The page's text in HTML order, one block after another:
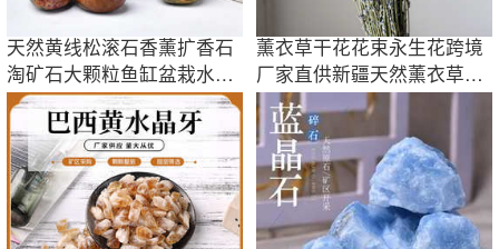
天然黄线松滚石香薰扩香石
淘矿石大颗粒鱼缸盆栽水晶
石
薰衣草干花花束永生花跨境
厂家直供新疆天然薰衣草香
包香薰真花材